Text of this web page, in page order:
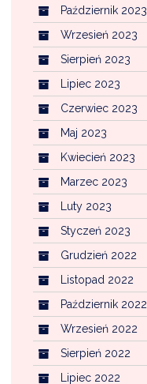
Październik 2023
Wrzesień 2023
Sierpień 2023
Lipiec 2023
Czerwiec 2023
Maj 2023
Kwiecień 2023
Marzec 2023
Luty 2023
Styczeń 2023
Grudzień 2022
Listopad 2022
Październik 2022
Wrzesień 2022
Sierpień 2022
Lipiec 2022